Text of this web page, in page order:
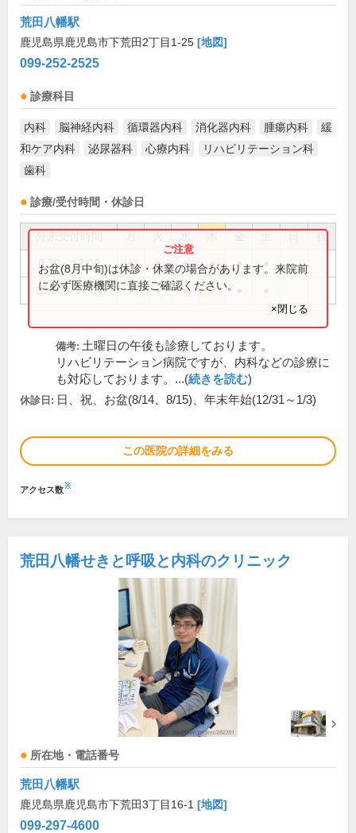
荒田八幡駅
鹿児島県鹿児島市下荒田2丁目1-25 [地図]
099-252-2525
診療科目
内科 脳神経内科 循環器内科 消化器内科 腫瘍内科
緩
和ケア内科
泌尿器科 心療内科
リハビリテーション科
歯科
診療/受付時間・休診日
祝
8:30～12:00 ● ● ● ● ●
13:30～17:00 ● ● ● ●
お盆(8月中旬)は休診・休業の場合があります。来院前
に必ず医療機関に直接ご確認ください。
×閉じる
備考: 土曜日の午後も診療しております。
リハビリテーション病院ですが、内科などの診療に
も対応しております。...(続きを読む)
休診日: 日、祝、お盆(8/14、8/15)、年末年始(12/31～1/3)
この医院の詳細をみる
アクセス数※
荒田八幡せきと呼吸と内科のクリニック
所在地・電話番号
荒田八幡駅
鹿児島県鹿児島市下荒田3丁目16-1 [地図]
099-297-4600